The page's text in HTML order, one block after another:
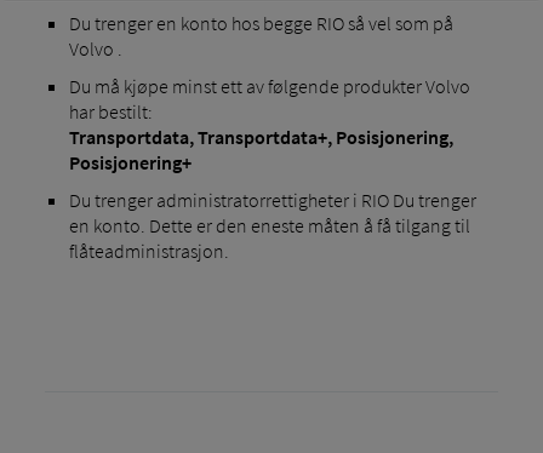
Du trenger en konto hos begge RIO så vel som på
Volvo .
Du må kjøpe minst ett av følgende produkter Volvo
har bestilt:
Transportdata,Transportdata+, Posisjonering,
Posisjonering+
Du trenger administratorrettigheter i RIO Du trenger
en konto. Dette er den eneste måten å få tilgang til
flåteadministrasjon.